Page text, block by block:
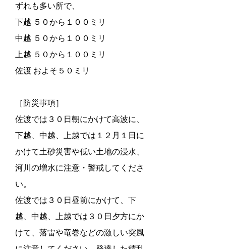
ずれも多い所で、
下越 ５０から１００ミリ
中越 ５０から１００ミリ
上越 ５０から１００ミリ
佐渡 およそ５０ミリ
［防災事項］
佐渡では３０日朝にかけて高波に、
下越、中越、上越では１２月１日に
かけて土砂災害や低い土地の浸水、
河川の増水に注意・警戒してくださ
い。
佐渡では３０日昼前にかけて、下
越、中越、上越では３０日夕方にか
けて、落雷や竜巻などの激しい突風